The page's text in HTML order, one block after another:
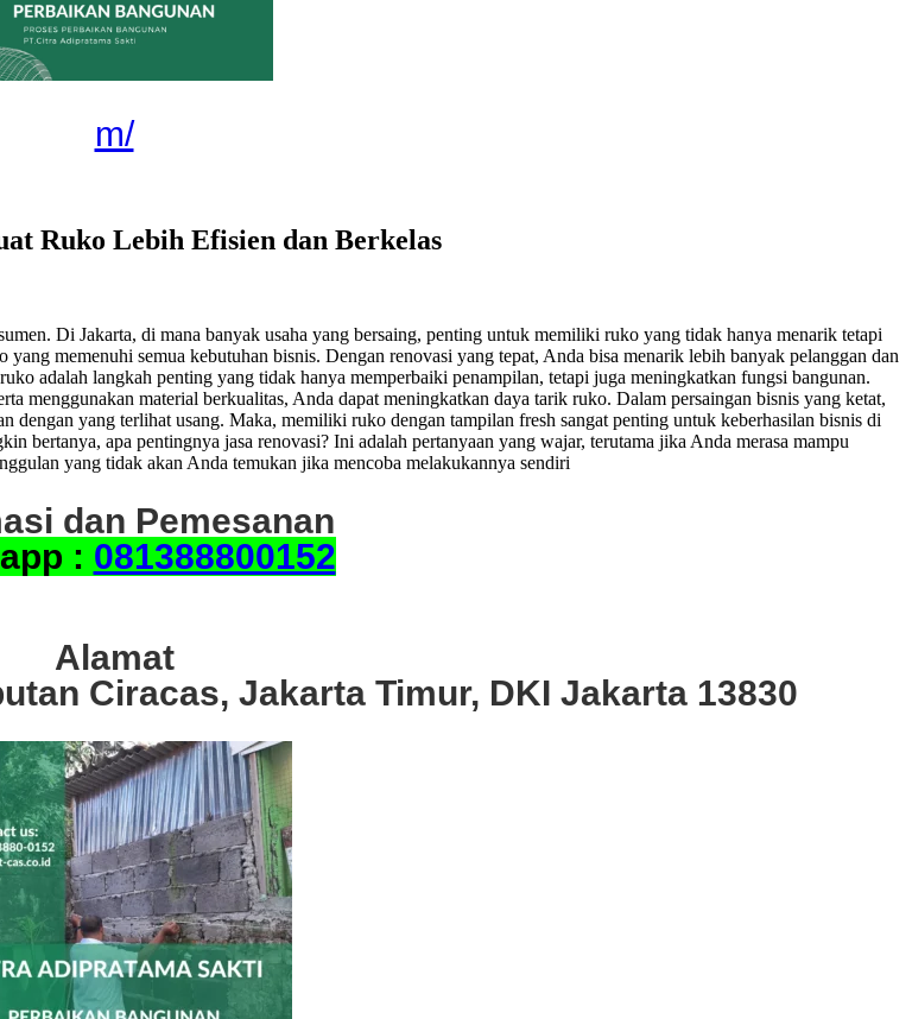
m/
Ruko Lebih Efisien dan Berkelas
Di Jakarta, di mana banyak usaha yang bersaing, penting untuk memiliki ruko yang tidak hanya menarik tetapi
memenuhi semua kebutuhan bisnis. Dengan renovasi yang tepat, Anda bisa menarik lebih banyak pelanggan dan
adalah langkah penting yang tidak hanya memperbaiki penampilan, tetapi juga meningkatkan fungsi bangunan.
menggunakan material berkualitas, Anda dapat meningkatkan daya tarik ruko. Dalam persaingan bisnis yang ketat,
yang terlihat usang. Maka, memiliki ruko dengan tampilan fresh sangat penting untuk keberhasilan bisnis di
bertanya, apa pentingnya jasa renovasi? Ini adalah pertanyaan yang wajar, terutama jika Anda merasa mampu
yang tidak akan Anda temukan jika mencoba melakukannya sendiri
dan Pemesanan
: 081388800152
Alamat
Ciracas, Jakarta Timur, DKI Jakarta 13830